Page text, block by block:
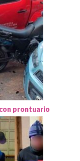
prontuario